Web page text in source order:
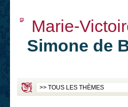
Marie-
Simone de